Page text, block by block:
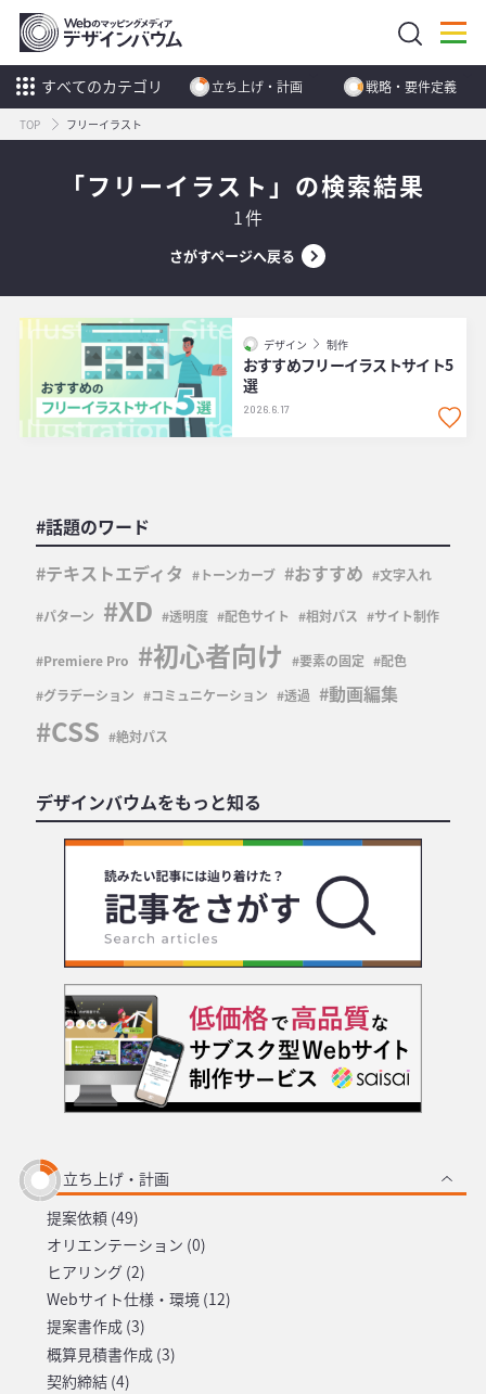
すべてのカテゴリ 立ち上げ・計画 戦略・要件定義
TOP フリーイラスト
「フリーイラスト」の検索結果
1件
さがすページへ戻る
デザイン 制作
おすすめフリーイラストサイト5
選
2026.6.17
#話題のワード
テキストエディタ
トーンカーブ おすすめ 文字入れ
パターン XD 透明度 配色サイト 相対パス サイト制作
Premiere Pro 初心者向け 要素の固定
配色
グラデーション
コミュニケーション 透過 動画編集
CSS 絶対パス
デザインバウムをもっと知る
立ち上げ・計画
提案依頼 (49)
オリエンテーション (0)
ヒアリング (2)
Webサイト仕様・環境 (12)
提案書作成 (3)
概算見積書作成 (3)
契約締結 (4)